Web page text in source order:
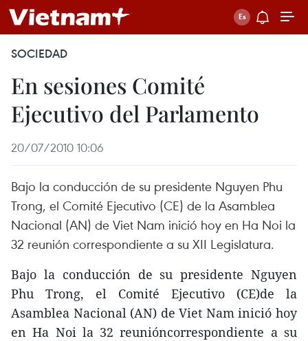
SOCIEDAD
En sesiones Comité
Ejecutivo del Parlamento
20/07/2010 10:06
Bajo la conducción de su presidente Nguyen Phu
Trong, el Comité Ejecutivo (CE) de la Asamblea
Nacional (AN) de Viet Nam inició hoy en Ha Noi la
32 reunión correspondiente a su XII Legislatura.
Bajo la conducción de su presidente Nguyen
Phu Trong, el Comité Ejecutivo (CE)de la
Asamblea Nacional (AN) de Viet Nam inició hoy
en Ha Noi la 32 reunióncorrespondiente a su